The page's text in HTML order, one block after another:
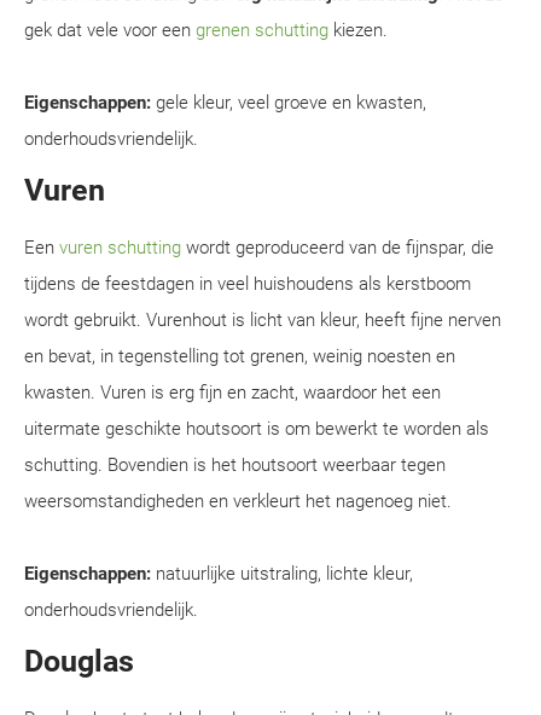
gek dat vele voor een grenen schutting kiezen.
Eigenschappen: gele kleur, veel groeve en kwasten,
onderhoudsvriendelijk.
Vuren
Een vuren schutting wordt geproduceerd van de fijnspar, die
tijdens de feestdagen in veel huishoudens als kerstboom
wordt gebruikt. Vurenhout is licht van kleur, heeft fijne nerven
en bevat, in tegenstelling tot grenen, weinig noesten en
kwasten. Vuren is erg fijn en zacht, waardoor het een
uitermate geschikte houtsoort is om bewerkt te worden als
schutting. Bovendien is het houtsoort weerbaar tegen
weersomstandigheden en verkleurt het nagenoeg niet.
Eigenschappen: natuurlijke uitstraling, lichte kleur,
onderhoudsvriendelijk.
Douglas